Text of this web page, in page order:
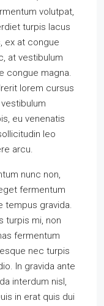
volutpat,
turpis lacus
ex at congue
at vestibulum
congue magna.
lorem cursus
eu venenatis
leo
arcu.
nunc non,
fermentum
tempus gravida.
turpis mi, non
fermentum
nec turpis
In gravida ante
interdum nisl,
in erat quis dui